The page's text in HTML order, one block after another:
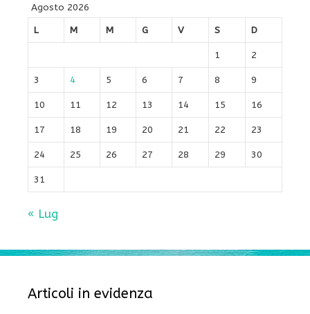
Agosto 2026
L
M M G V S D
1 2
3 4 5 6 7 8 9
10 11 12 13 14 15 16
17 18 19 20 21 22 23
24 25 26 27 28 29 30
31
« Lug
Articoli in evidenza